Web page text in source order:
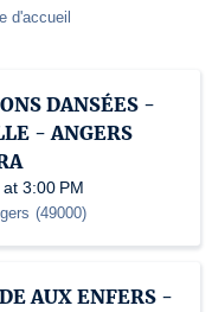
d'accueil
DANSÉES -
- ANGERS
3:00 PM
(49000)
AUX ENFERS -